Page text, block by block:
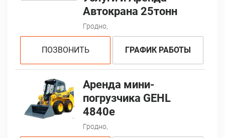
Автокрана 25тонн
Гродно,
ПОЗВОНИТЬ ГРАФИК РАБОТЫ
Аренда мини-
погрузчика GEHL
4840e
Гродно,